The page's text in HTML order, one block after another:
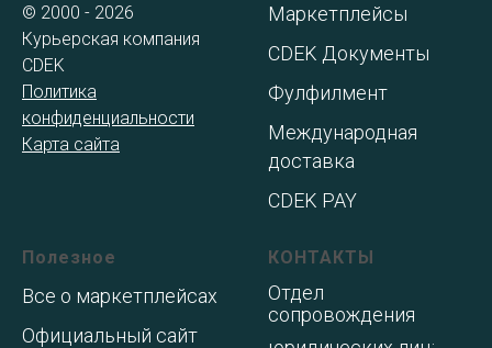
© 2000 - 2026
Курьерская компания
CDEK
Политика
конфиденциальности
Карта сайта
Маркетплейсы
CDEK Документы
Фулфилмент
Международная
доставка
CDEK PAY
Полезное
Все о маркетплейсах
Официальный сайт
КОНТАКТЫ
Отдел
сопровождения